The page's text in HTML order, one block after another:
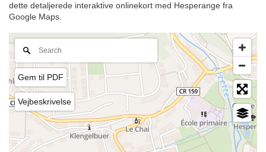
dette detaljerede interaktive onlinekort med Hesperange fra
Google Maps.
Gem til PDF
Vejbeskrivelse